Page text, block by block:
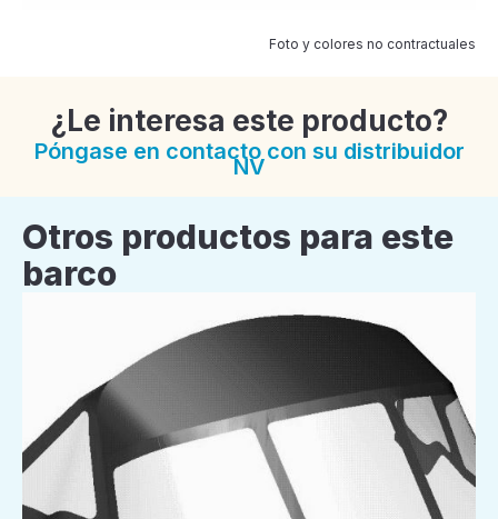
Foto y colores no contractuales
¿Le interesa este producto?
Póngase en contacto con su distribuidor
NV
Otros productos para este
barco